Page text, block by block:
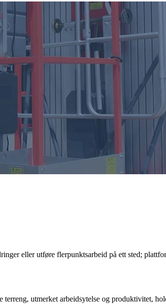
eller utføre flerpunktsarbeid på ett sted;
utmerket arbeidsytelse og produktivitet,